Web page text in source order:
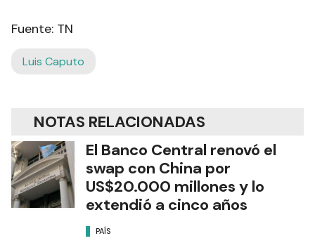
Fuente: TN
Luis Caputo
NOTAS RELACIONADAS
El Banco Central renovó el
swap con China por
US$20.000 millones y lo
extendió a cinco años
PAÍS